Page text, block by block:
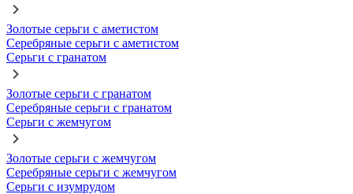
Золотые серьги с аметистом
Серебряные серьги с аметистом
Серьги с гранатом
Золотые серьги с гранатом
Серебряные серьги с гранатом
Серьги с жемчугом
Золотые серьги с жемчугом
Серебряные серьги с жемчугом
Серьги с изумрудом